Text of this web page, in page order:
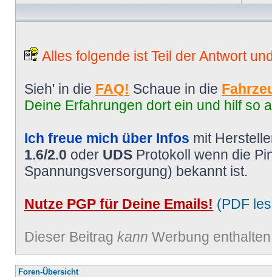
Alles folgende ist Teil der Antwort
Sieh' in die FAQ! Schaue in die
Deine Erfahrungen dort ein und hilf so
Ich freue mich über Infos mit
1.6/2.0 oder UDS Protokoll wenn die
Spannungsversorgung) bekannt ist.
Nutze PGP für Deine Emails! (PDF
Dieser Beitrag kann Werbung
Foren-Übersicht